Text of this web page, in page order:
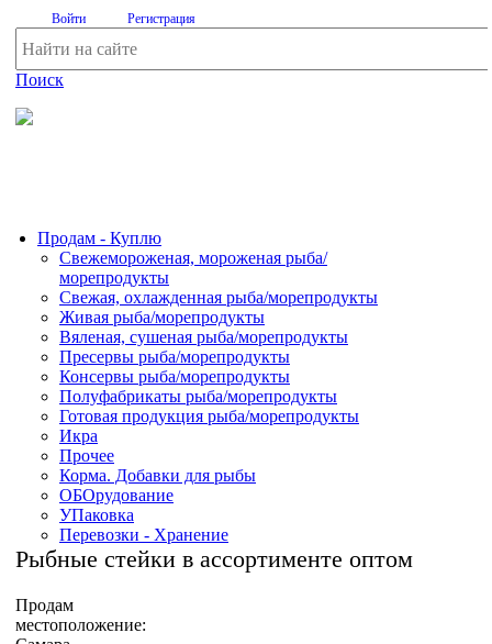
Войти Регистрация
Поиск
Продам - Куплю
Свежемороженая, мороженая рыба/
морепродукты
Свежая, охлажденная рыба/морепродукты
Живая рыба/морепродукты
Вяленая, сушеная рыба/морепродукты
Пресервы рыба/морепродукты
Консервы рыба/морепродукты
Полуфабрикаты рыба/морепродукты
Готовая продукция рыба/морепродукты
Икра
Прочее
Корма. Добавки для рыбы
ОБОрудование
УПаковка
Перевозки - Хранение
Рыбные стейки в ассортименте оптом
Продам
местоположение: